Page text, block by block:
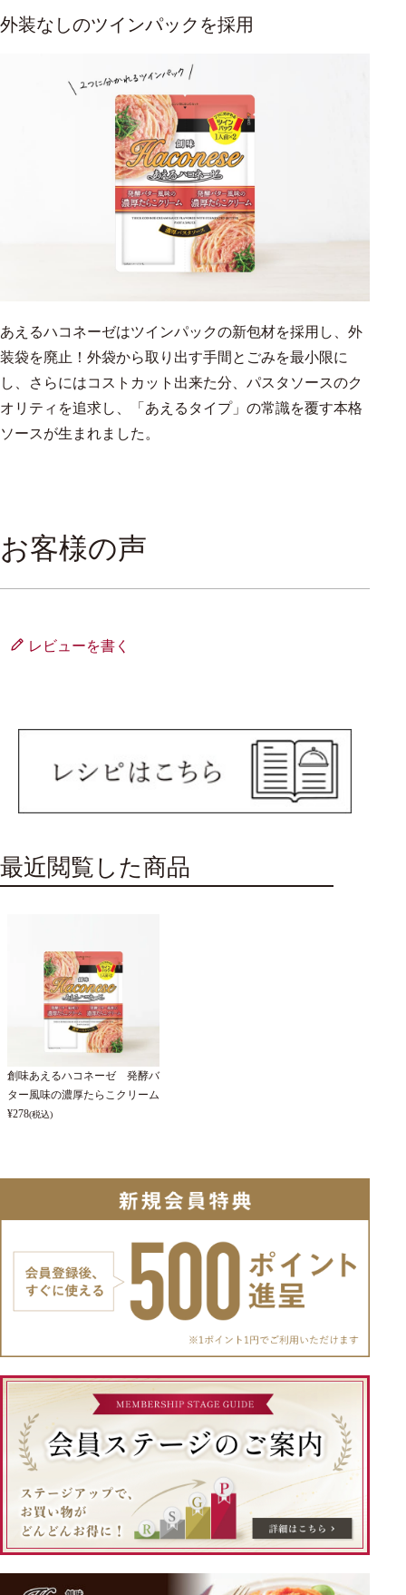
外装なしのツインパックを採用
あえるハコネーゼはツインパックの新包材を採用し、外
装袋を廃止！外袋から取り出す手間とごみを最小限に
し、さらにはコストカット出来た分、パスタソースのク
オリティを追求し、「あえるタイプ」の常識を覆す本格
ソースが生まれました。
お客様の声
レビューを書く
最近閲覧した商品
創味あえるハコネーゼ 発酵バ
ター風味の濃厚たらこクリーム
¥278(税込)